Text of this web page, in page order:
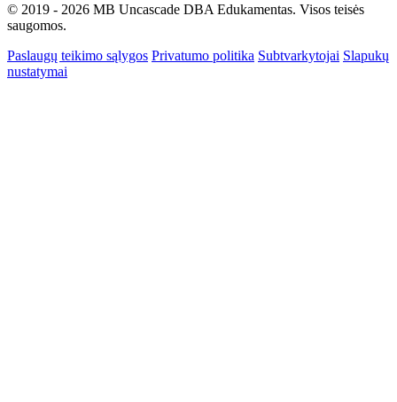
© 2019 - 2026 MB Uncascade DBA Edukamentas. Visos teisės
saugomos.
Paslaugų teikimo sąlygos Privatumo politika Subtvarkytojai Slapukų
nustatymai